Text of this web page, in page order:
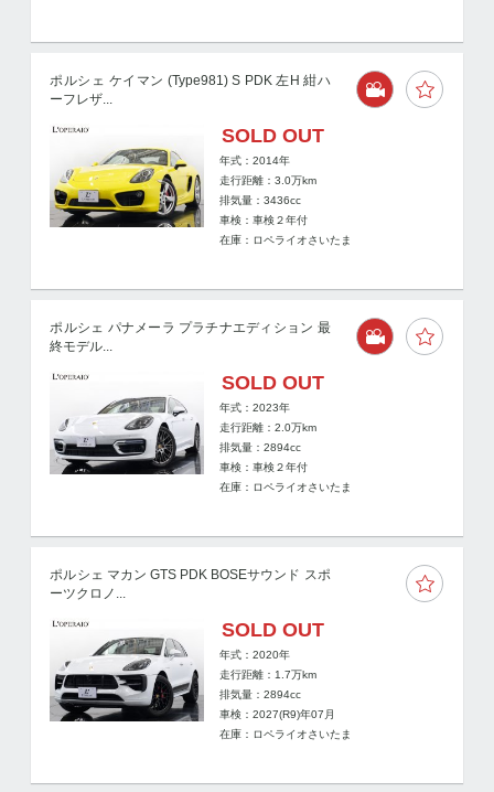
ポルシェ ケイマン (Type981) S PDK 左H 紺ハ
ーフレザ...
SOLD OUT
年式：2014年
走行距離：3.0万km
排気量：3436cc
車検：車検２年付
在庫：ロペライオさいたま
ポルシェ パナメーラ プラチナエディション 最
終モデル...
SOLD OUT
年式：2023年
走行距離：2.0万km
排気量：2894cc
車検：車検２年付
在庫：ロペライオさいたま
ポルシェ マカン GTS PDK BOSEサウンド スポ
ーツクロノ...
SOLD OUT
年式：2020年
走行距離： 1.7万km
排気量：2894cc
車検：2027(R9)年07月
在庫：ロペライオさいたま